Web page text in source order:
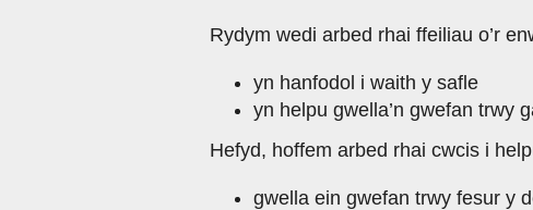
Rydym wedi arbed rhai ffeiliau o’r
yn hanfodol i waith y safle
yn helpu gwella’n gwefan trwy
Hefyd, hoffem arbed rhai cwcis i
gwella ein gwefan trwy fesur y